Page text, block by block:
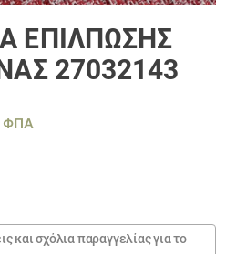
ΕΠΙΛΠΩΣΗΣ
27032143
ΦΠΑ